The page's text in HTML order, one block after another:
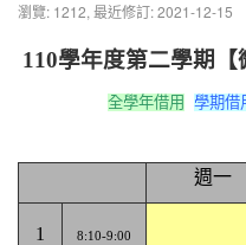
瀏覽: 1212, 最近修訂: 2021-12-15
110學年度第二學期
全學年借用 學期借
週一
1 8:10-9:00